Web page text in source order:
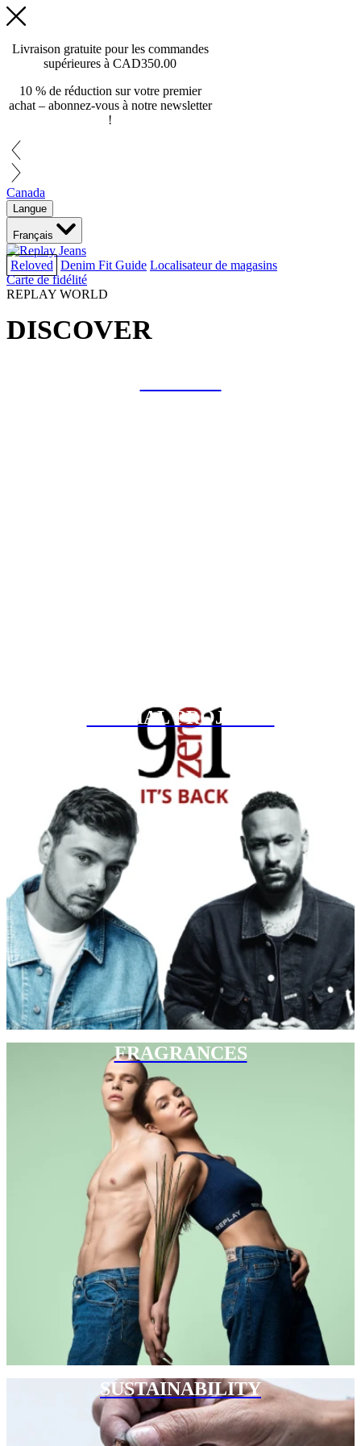
Livraison gratuite pour les commandes
supérieures à CAD350.00
10 % de réduction sur votre premier
achat – abonnez-vous à notre newsletter
!
Canada
Langue
Français
Reloved Denim Fit Guide Localisateur de magasins
Carte de fidélité
REPLAY WORLD
DISCOVER
SPECIAL PROJECTS
FRAGRANCES
SUSTAINABILITY